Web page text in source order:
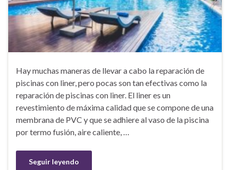
Hay muchas maneras de llevar a cabo la reparación de
piscinas con liner, pero pocas son tan efectivas como la
reparación de piscinas con liner. El liner es un
revestimiento de máxima calidad que se compone de una
membrana de PVC y que se adhiere al vaso de la piscina
por termo fusión, aire caliente, …
Seguir leyendo